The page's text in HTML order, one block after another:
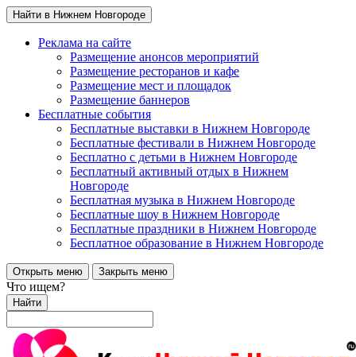
Найти в Нижнем Новгороде
Реклама на сайте
Размещение анонсов мероприятий
Размещение ресторанов и кафе
Размещение мест и площадок
Размещение баннеров
Бесплатные события
Бесплатные выставки в Нижнем Новгороде
Бесплатные фестивали в Нижнем Новгороде
Бесплатно с детьми в Нижнем Новгороде
Бесплатный активный отдых в Нижнем
Новгороде
Бесплатная музыка в Нижнем Новгороде
Бесплатные шоу в Нижнем Новгороде
Бесплатные праздники в Нижнем Новгороде
Бесплатное образование в Нижнем Новгороде
Открыть меню Закрыть меню
Что ищем?
Найти